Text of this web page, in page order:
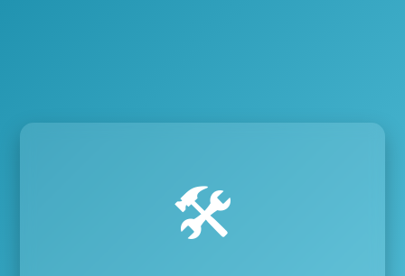
🛠️